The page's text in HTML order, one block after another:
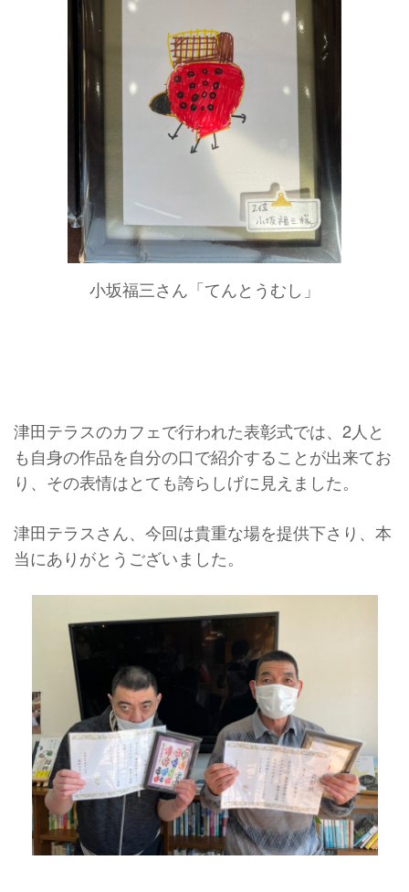
小坂福三さん「てんとうむし」
津田テラスのカフェで行われた表彰式では、2人と
も自身の作品を自分の口で紹介することが出来てお
り、その表情はとても誇らしげに見えました。
津田テラスさん、今回は貴重な場を提供下さり、本
当にありがとうございました。